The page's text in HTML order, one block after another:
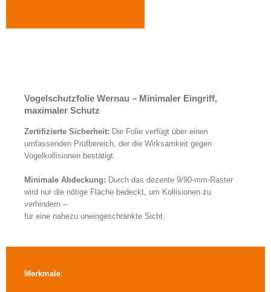
Vogelschutzfolie Wernau – Minimaler Eingriff,
maximaler Schutz
Zertifizierte Sicherheit: Die Folie verfügt über einen
umfassenden Prüfbereich, der die Wirksamkeit gegen
Vogelkollisionen bestätigt.
Minimale Abdeckung: Durch das dezente 9/90-mm-Raster
wird nur die nötige Fläche bedeckt, um Kollisionen zu
verhindern –
für eine nahezu uneingeschränkte Sicht.
Merkmale: